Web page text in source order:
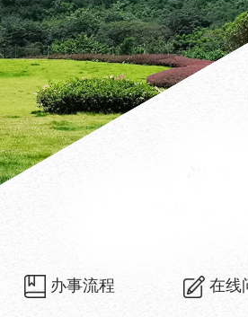
办事流程 在线